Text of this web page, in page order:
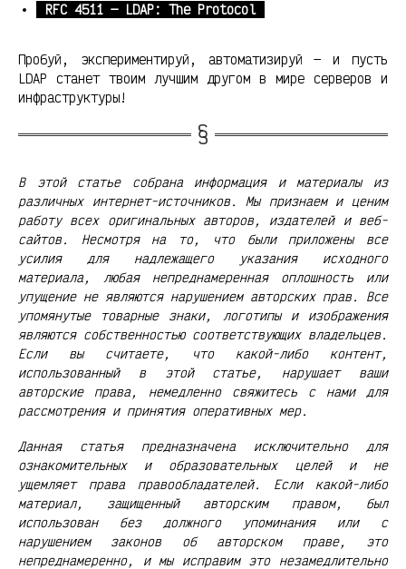
RFC 4511 — LDAP: The Protocol
Пробуй, экспериментируй, автоматизируй — и пусть
LDAP станет твоим лучшим другом в мире серверов и
инфраструктуры!
В этой статье собрана информация и материалы из
различных интернет-источников. Мы признаем и ценим
работу всех оригинальных авторов, издателей и веб-
сайтов. Несмотря на то, что были приложены все
усилия для надлежащего указания исходного
материала, любая непреднамеренная оплошность или
упущение не являются нарушением авторских прав. Все
упомянутые товарные знаки, логотипы и изображения
являются собственностью соответствующих владельцев.
Если вы считаете, что какой-либо контент,
использованный в этой статье, нарушает ваши
авторские права, немедленно свяжитесь с нами для
рассмотрения и принятия оперативных мер.
Данная статья предназначена исключительно для
ознакомительных и образовательных целей и не
ущемляет права правообладателей. Если какой-либо
материал, защищенный авторским правом, был
использован без должного упоминания или с
нарушением законов об авторском праве, это
непреднамеренно, и мы исправим это незамедлительно